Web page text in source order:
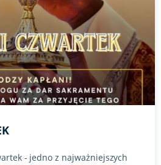
- jedno z najważniejszych